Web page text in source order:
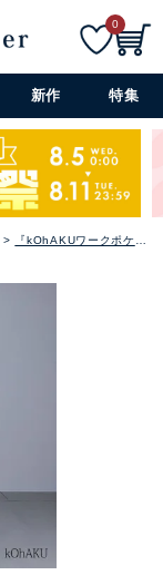
詳細検索+
0
新作 特集
『kOhAKUワークポケットフード付きワンピース』【メール便不可】【20】